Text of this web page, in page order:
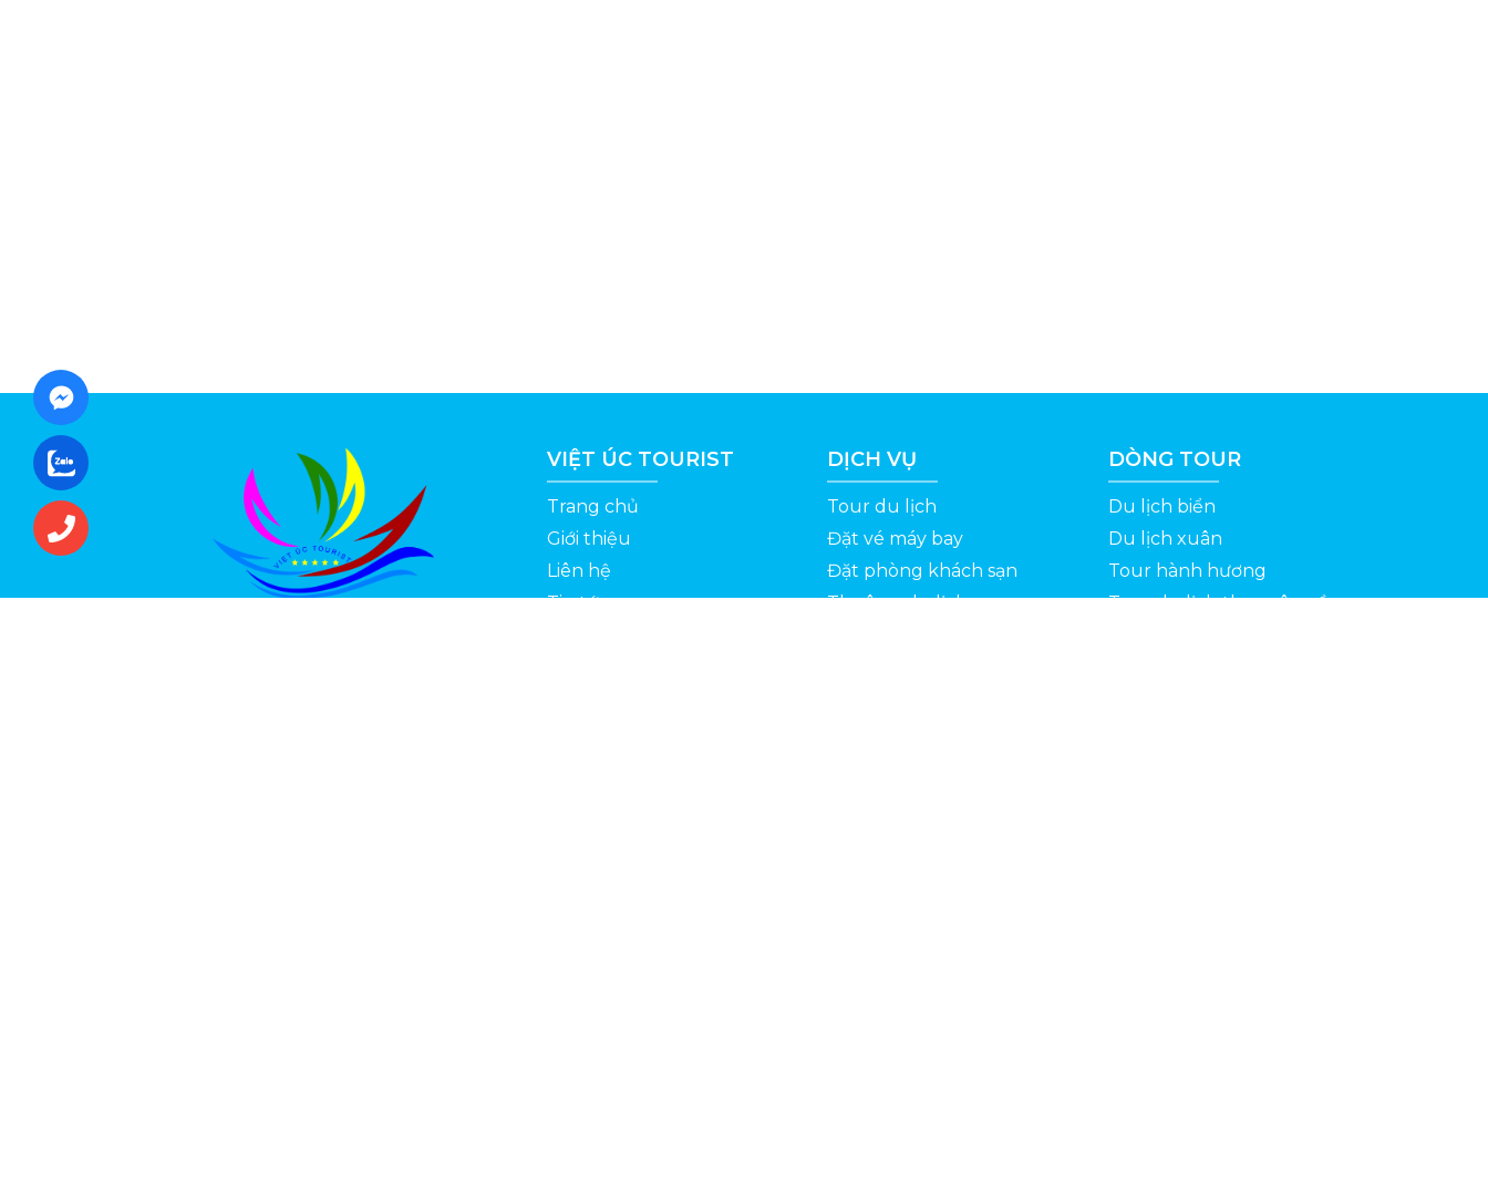
VIỆT ÚC TOURIST
Trang chủ
Giới thiệu
Liên hệ
Tin tức
DỊCH VỤ
Tour du lịch
Đặt vé máy bay
Đặt phòng khách sạn
Thuê xe du lịch
DÒNG TOUR
Du lịch biển
Du lịch xuân
Tour hành hương
Tour du lịch theo yêu cầu